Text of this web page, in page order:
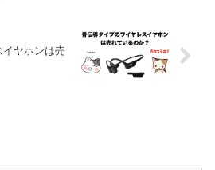
ヤホンは売